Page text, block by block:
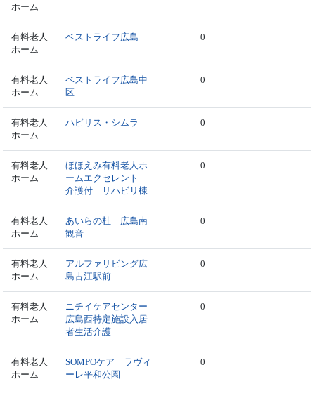
ホーム
有料老人
ホーム
ベストライフ広島 0
有料老人
ホーム
ベストライフ広島中
区
0
有料老人
ホーム
ハビリス・シムラ 0
有料老人
ホーム
ほほえみ有料老人ホ
ームエクセレント
介護付 リハビリ棟
0
有料老人
ホーム
あいらの杜 広島南
観音
0
有料老人
ホーム
アルファリビング広
島古江駅前
0
有料老人
ホーム
ニチイケアセンター
広島西特定施設入居
者生活介護
0
有料老人
ホーム
SOMPOケア ラヴィ
ーレ平和公園
0